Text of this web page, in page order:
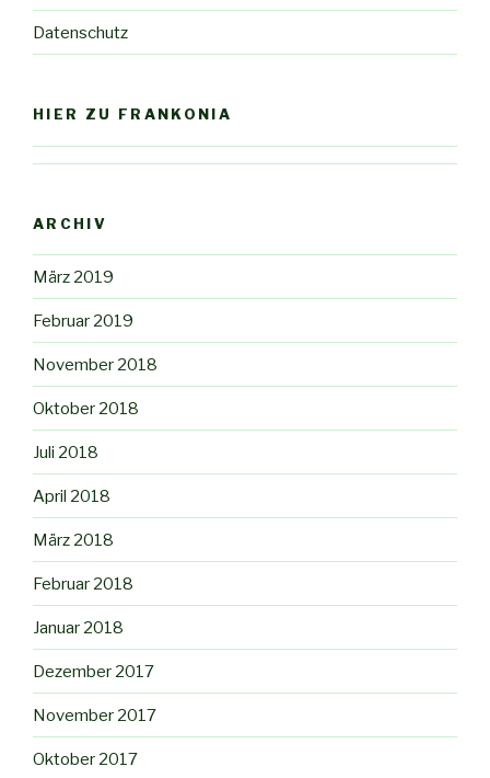
Datenschutz
HIER ZU FRANKONIA
ARCHIV
März 2019
Februar 2019
November 2018
Oktober 2018
Juli 2018
April 2018
März 2018
Februar 2018
Januar 2018
Dezember 2017
November 2017
Oktober 2017